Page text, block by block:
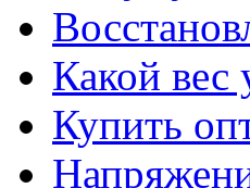
Какой вес
Купить